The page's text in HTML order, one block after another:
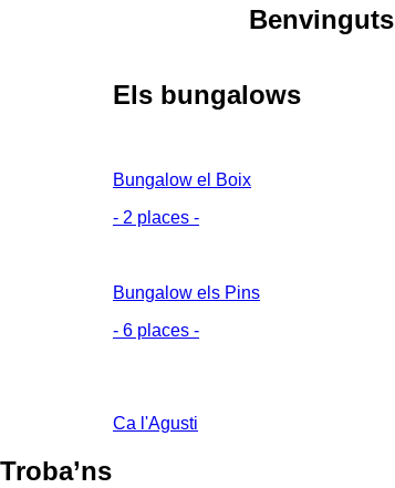
Benvinguts
Els bungalows
Bungalow el Boix
- 2 places -
Bungalow els Pins
- 6 places -
Ca l'Agusti
Troba’ns